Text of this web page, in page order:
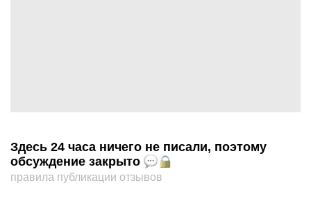
Здесь 24 часа ничего не писали, поэтому
обсуждение закрыто
правила публикации отзывов